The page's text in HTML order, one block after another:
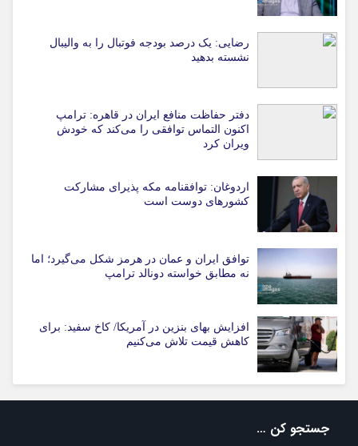
رضایی: یک درصد بودجه فوتبال را به والیبال
نشسته بدهید
دفتر حفاظت منافع ایران در قاهره: ترامپ
اکنون التماس توافقی را می‌کند که خودش
ویران کرد
اردوغان: توافقنامه مکه پذیرای مشارکت
کشورهای دوست است
توافق ایران و عمان در هرمز شکل می‌گیرد؛ اما
نه مطابق خواسته دونالد ترامپ
افزایش بهای بنزین در آمریکا/ کاخ سفید: برای
کاهش قیمت تلاش می‌کنیم
جستجو کن …